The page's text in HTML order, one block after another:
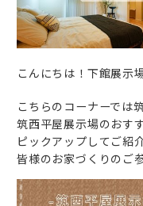
こんにちは！下館展示
こちらのコーナーでは
筑西平屋展示場のおす
ピックアップしてご紹
皆様のお家づくりのご